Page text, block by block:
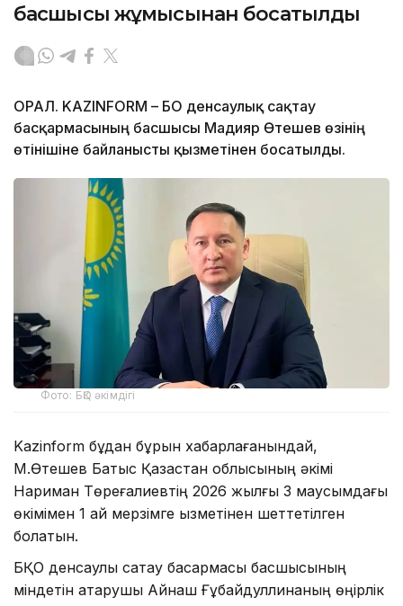
басшысы жұмысынан босатылды
ОРАЛ. KAZINFORM – БҚО денсаулық сақтау
басқармасының басшысы Мадияр Өтешев өзінің
өтінішіне байланысты қызметінен босатылды.
Фото: БҚО әкімдігі
Kazinform бұдан бұрын хабарлағанындай,
М.Өтешев Батыс Қазақстан облысының әкімі
Нариман Төреғалиевтің 2026 жылғы 3 маусымдағы
өкімімен 1 ай мерзімге қызметінен шеттетілген
болатын.
БҚО денсаулық сақтау басқармасы басшысының
міндетін атқарушы Айнаш Ғұбайдуллинаның өңірлік